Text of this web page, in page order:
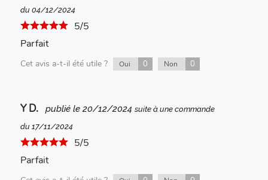
du 04/12/2024
5/5
Parfait
Cet avis a-t-il été utile ? Oui 0 Non 0
Y D. publié le 20/12/2024 suite à une commande
du 17/11/2024
5/5
Parfait